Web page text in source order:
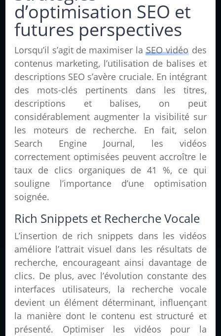
d’optimisation SEO et
futures perspectives
Lorsqu’il s’agit de maximiser la SEO vidéo des
contenus marketing, l’utilisation de balises et
descriptions SEO s’avère cruciale. En intégrant
des mots-clés pertinents dans les titres,
descriptions et balises, on peut
considérablement augmenter la visibilité sur
les moteurs de recherche. En fait, selon
Search Engine Journal, les vidéos
correctement optimisées peuvent accroître le
taux de clics organiques de 41 %, ce qui
souligne l’importance d’une optimisation
soignée.
Rich Snippets et Recherche Vocale
L’insertion de rich snippets dans les vidéos
améliore l’attrait visuel dans les résultats de
recherche, encourageant ainsi davantage de
clics. De plus, avec l’évolution constante des
interfaces utilisateurs, la recherche vocale
devient un élément déterminant, influençant
la manière dont le contenu est structuré et
présenté. Optimiser les vidéos pour la